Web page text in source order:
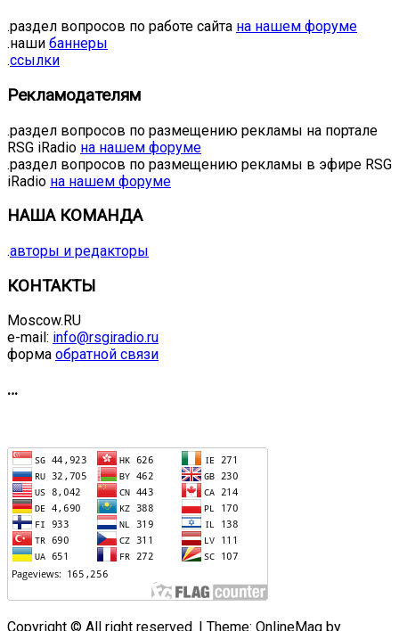
.раздел вопросов по работе сайта на нашем форуме
.наши баннеры
.ссылки
Рекламодателям
.раздел вопросов по размещению рекламы на портале
RSG iRadio на нашем форуме
.раздел вопросов по размещению рекламы в эфире RSG
iRadio на нашем форуме
НАША КОМАНДА
.авторы и редакторы
КОНТАКТЫ
Moscow.RU
e-mail: info@rsgiradio.ru
форма обратной связи
…
Copyright © All right reserved. | Theme: OnlineMag by